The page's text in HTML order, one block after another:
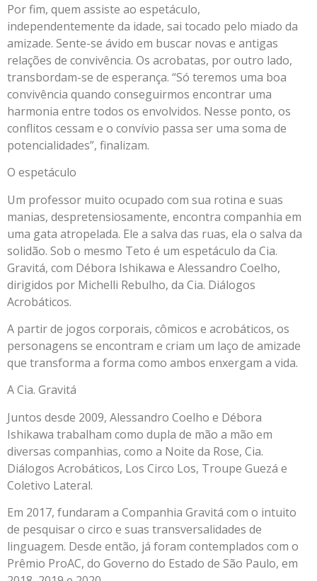
Por fim, quem assiste ao espetáculo,
independentemente da idade, sai tocado pelo miado da
amizade. Sente-se ávido em buscar novas e antigas
relações de convivência. Os acrobatas, por outro lado,
transbordam-se de esperança. “Só teremos uma boa
convivência quando conseguirmos encontrar uma
harmonia entre todos os envolvidos. Nesse ponto, os
conflitos cessam e o convívio passa ser uma soma de
potencialidades”, finalizam.
O espetáculo
Um professor muito ocupado com sua rotina e suas
manias, despretensiosamente, encontra companhia em
uma gata atropelada. Ele a salva das ruas, ela o salva da
solidão. Sob o mesmo Teto é um espetáculo da Cia.
Gravitá, com Débora Ishikawa e Alessandro Coelho,
dirigidos por Michelli Rebulho, da Cia. Diálogos
Acrobáticos.
A partir de jogos corporais, cômicos e acrobáticos, os
personagens se encontram e criam um laço de amizade
que transforma a forma como ambos enxergam a vida.
A Cia. Gravitá
Juntos desde 2009, Alessandro Coelho e Débora
Ishikawa trabalham como dupla de mão a mão em
diversas companhias, como a Noite da Rose, Cia.
Diálogos Acrobáticos, Los Circo Los, Troupe Guezá e
Coletivo Lateral.
Em 2017, fundaram a Companhia Gravitá com o intuito
de pesquisar o circo e suas transversalidades de
linguagem. Desde então, já foram contemplados com o
Prêmio ProAC, do Governo do Estado de São Paulo, em